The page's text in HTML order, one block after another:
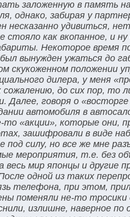
заложенную в память
однако, забирая у
несказанно удивиться,
стояло как вкопанное, и
Некоторое время
вынужден ужаться до
скукоженном положении
дилера, у меня
до сих пор, то
Далее, говоря о «восторге
автомобиля в
то «акции», которые они,
зашифровали в виде
силу, но все же мне
мероприятия, т.е. без
мир японцы и другие
одной из таких
телефона, при этом,
поменяли не-то
излишне, наверное